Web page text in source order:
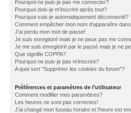
Pourquoi ne puis-je pas me connecter?
Pourquoi dois-je m’inscrire après tout?
Pourquoi suis-je automatiquement déconnecté?
Comment empêcher mon nom d’apparaître
J’ai perdu mon mot de passe!
Je suis enregistré mais je ne peux pas me
Je me suis enregistré par le passé mais je ne
Que signifie COPPA?
Pourquoi ne puis-je pas m’inscrire?
A quoi sert “Supprimer les cookies du forum”?
Préférences et paramètres de l’utilisateur
Comment modifier mes paramètres?
Les heures ne sont pas correctes!
J’ai changé mon fuseau horaire et l’heure est